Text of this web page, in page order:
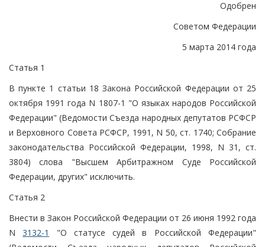
Одобрен
Советом Федерации
5 марта 2014 года
Статья 1
В пункте 1 статьи 18 Закона Российской Федерации от 25
октября 1991 года N 1807-1 "О языках народов Российской
Федерации" (Ведомости Съезда народных депутатов РСФСР
и Верховного Совета РСФСР, 1991, N 50, ст. 1740; Собрание
законодательства Российской Федерации, 1998, N 31, ст.
3804) слова "Высшем Арбитражном Суде Российской
Федерации, других" исключить.
Статья 2
Внести в Закон Российской Федерации от 26 июня 1992 года
N3132-1
"О статусе судей в Российской Федерации"